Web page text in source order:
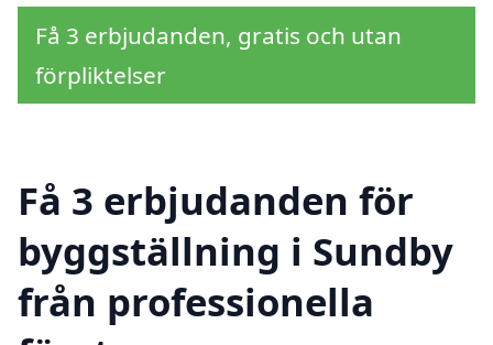
Få 3 erbjudanden, gratis och utan
förpliktelser
Få 3 erbjudanden för
byggställning i Sundby
från professionella